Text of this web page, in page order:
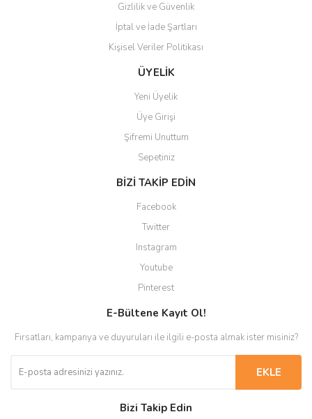
Gönder
Gizlilik ve Güvenlik
İptal ve İade Şartları
Kişisel Veriler Politikası
ÜYELİK
Yeni Üyelik
Üye Girişi
Şifremi Unuttum
Sepetiniz
BİZİ TAKİP EDİN
Facebook
Twitter
Instagram
Youtube
Pinterest
E-Bültene Kayıt Ol!
Fırsatları, kampanya ve duyuruları ile ilgili e-posta almak ister misiniz?
EKLE
Bizi Takip Edin